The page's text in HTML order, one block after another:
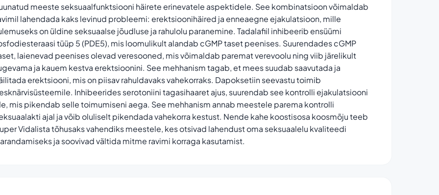
meeste seksuaalfunktsiooni häirete erinevatele aspektidele. See kombinatsioon võimaldab
lahendada kaks levinud probleemi: erektsioonihäired ja enneaegne ejakulatsioon, mille
on üldine seksuaalse jõudluse ja rahulolu paranemine. Tadalafiil inhibeerib ensüümi
tüüp 5 (PDE5), mis loomulikult alandab cGMP taset peenises. Suurendades cGMP
laienevad peenises olevad veresooned, mis võimaldab paremat verevoolu ning viib järelikult
ja kauem kestva erektsioonini. See mehhanism tagab, et mees suudab saavutada ja
erektsiooni, mis on piisav rahuldavaks vahekorraks. Dapoksetiin seevastu toimib
Inhibeerides serotoniini tagasihaaret ajus, suurendab see kontrolli ejakulatsiooni
mis pikendab selle toimumiseni aega. See mehhanism annab meestele parema kontrolli
ajal ja võib oluliselt pikendada vahekorra kestust. Nende kahe koostisosa koosmõju teeb
Vidalista tõhusaks vahendiks meestele, kes otsivad lahendust oma seksuaalelu kvaliteedi
ja soovivad vältida mitme ravimi korraga kasutamist.